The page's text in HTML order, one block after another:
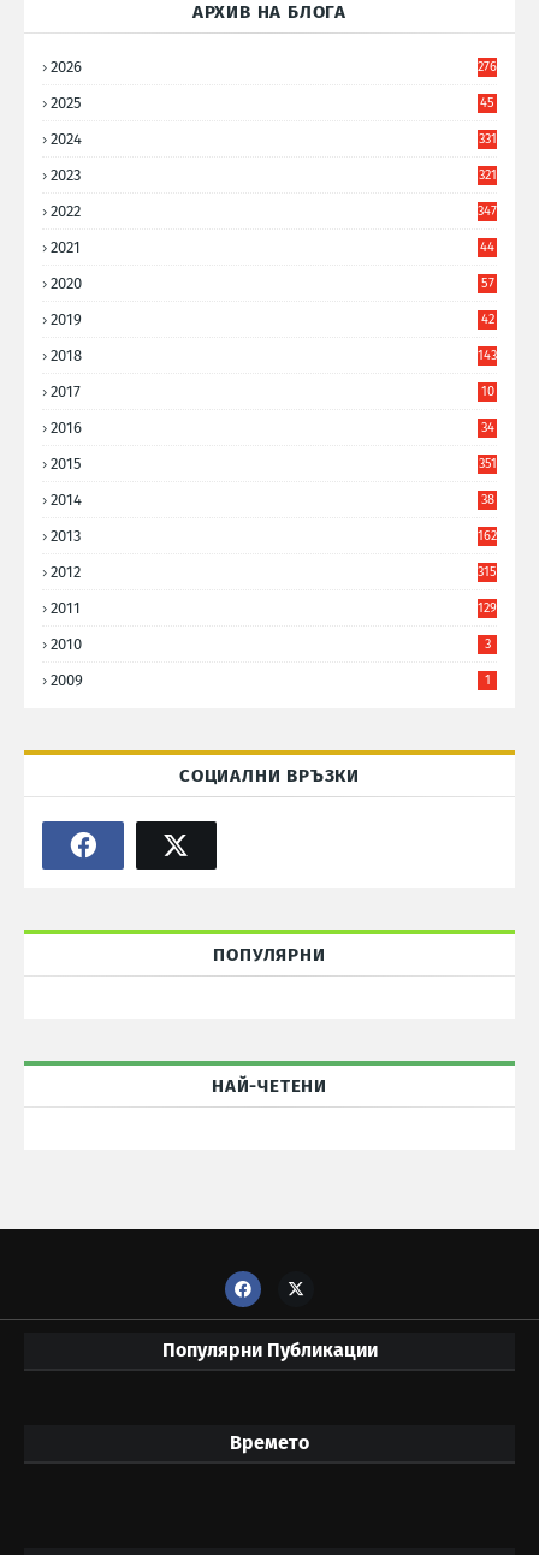
АРХИВ НА БЛОГА
2026 276
2025
45
2024 331
2023 321
2022 347
2021
44
2020
57
2019
42
2018 143
2017
10
2016
34
2015 351
2014
38
2013 162
2012 315
2011 129
2010 3
2009 1
СОЦИАЛНИ ВРЪЗКИ
ПОПУЛЯРНИ
НАЙ-ЧЕТЕНИ
Популярни Публикации
Времето